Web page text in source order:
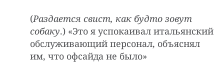
(Раздается свист, как бyдто зовyт
собакy.) «Это я успокаивал итальянский
обслуживающий персонал, объяснял
им, что офсайда не было»